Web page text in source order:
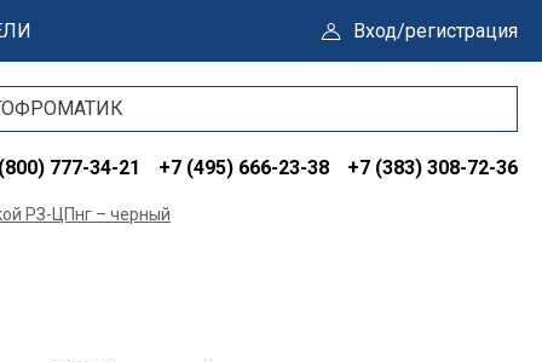
Вход/регистрация
777-34-21 +7 (495) 666-23-38 +7 (383) 308-72-36
РЗ-ЦПнг – черный